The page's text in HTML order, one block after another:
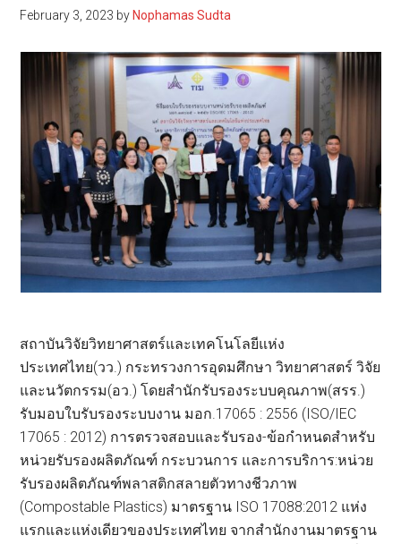
February 3, 2023 by Nophamas Sudta
สถาบันวิจัยวิทยาศาสตร์และเทคโนโลยีแห่ง
ประเทศไทย(วว.) กระทรวงการอุดมศึกษา วิทยาศาสตร์ วิจัย
และนวัตกรรม(อว.) โดยสำนักรับรองระบบคุณภาพ(สรร.)
รับมอบใบรับรองระบบงาน มอก.17065 : 2556 (ISO/IEC
17065 : 2012) การตรวจสอบและรับรอง-ข้อกำหนดสำหรับ
หน่วยรับรองผลิตภัณฑ์ กระบวนการ และการบริการ:หน่วย
รับรองผลิตภัณฑ์พลาสติกสลายตัวทางชีวภาพ
(Compostable Plastics) มาตรฐาน ISO 17088:2012 แห่ง
แรกและแห่งเดียวของประเทศไทย จากสำนักงานมาตรฐาน